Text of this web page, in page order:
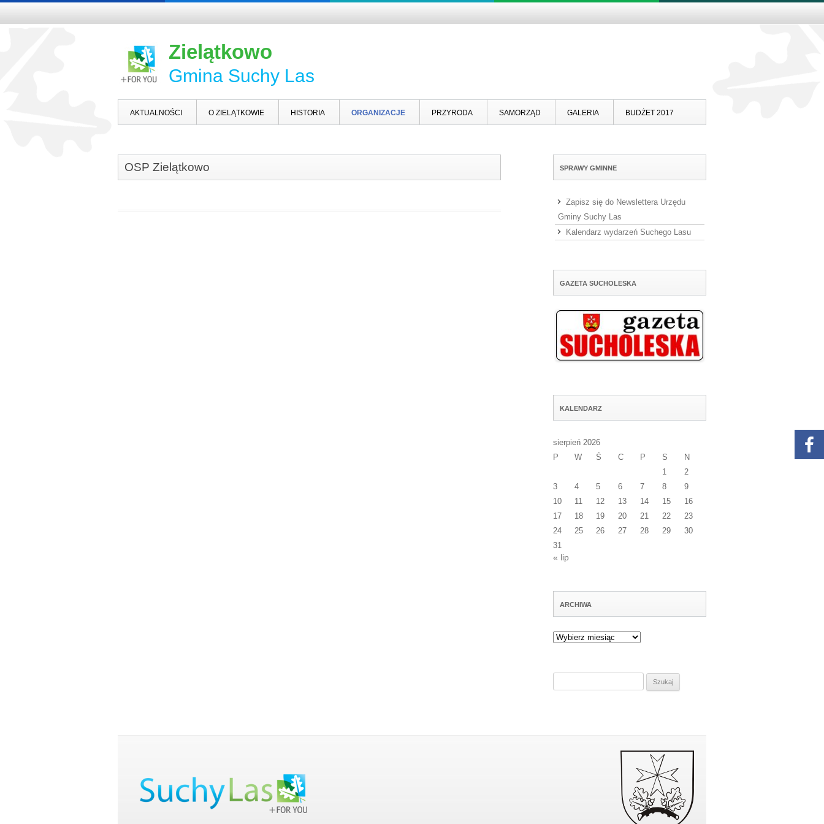
Zielątkowo
Gmina Suchy Las
AKTUALNOŚCI O ZIELĄTKOWIE HISTORIA ORGANIZACJE PRZYRODA SAMORZĄD GALERIA BUDŻET 2017
OSP Zielątkowo SPRAWY GMINNE
Zapisz się do Newslettera Urzędu
Gminy Suchy Las
Kalendarz wydarzeń Suchego Lasu
GAZETA SUCHOLESKA
KALENDARZ
sierpień 2026
P
W Ś C P S
N
1
2
3
4 5 6 7 8
9
10
11 12 13 14 15
16
17
18 19 20 21 22
23
24
25 26 27 28 29
30
31
« lip
ARCHIWA
Archiwa